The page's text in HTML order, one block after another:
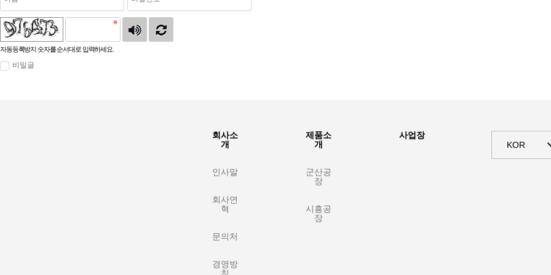
자동등록방지 숫자를 순서대로 입력하세요.
비밀글
회사소
개
인사말
회사연
혁
문의처
경영방
제품소
개
군산공
장
시흥공
장
사업장
KOR